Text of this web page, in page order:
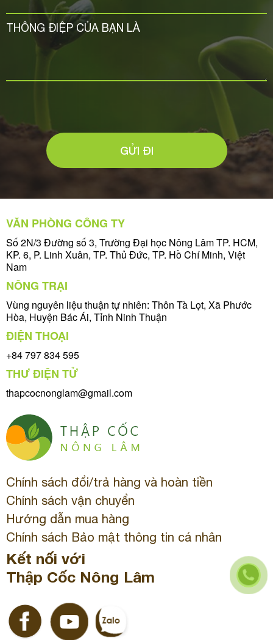
GỬI ĐI
VĂN PHÒNG CÔNG TY
Số 2N/3 Đường số 3, Trường Đại học Nông Lâm TP. HCM,
KP. 6, P. Linh Xuân, TP. Thủ Đức, TP. Hồ Chí Minh, Việt
Nam
NÔNG TRẠI
Vùng nguyên liệu thuận tự nhiên: Thôn Tà Lọt, Xã Phước
Hòa, Huyện Bác Ái, Tỉnh Ninh Thuận
ĐIỆN THOẠI
+84 797 834 595
THƯ ĐIỆN TỬ
thapcocnonglam@gmail.com
Chính sách đổi/trả hàng và hoàn tiền
Chính sách vận chuyển
Hướng dẫn mua hàng
Chính sách Bảo mật thông tin cá nhân
Kết nối với
Thập Cốc Nông Lâm